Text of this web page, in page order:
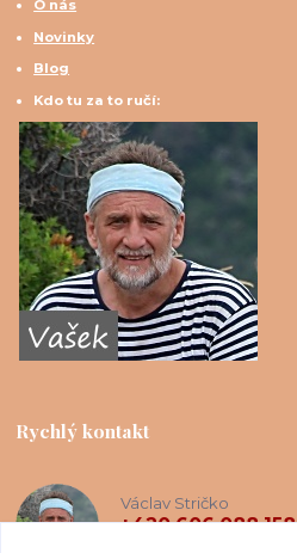
O nás
Novinky
Blog
Kdo tu za to ručí:
Rychlý kontakt
Václav Stričko
+420 606 088 158